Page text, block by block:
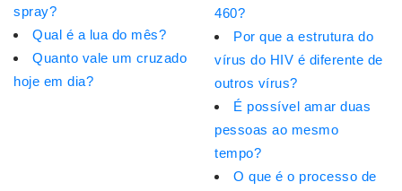
spray?
Qual é a lua do mês?
Quanto vale um cruzado
hoje em dia?
460?
Por que a estrutura do
vírus do HIV é diferente de
outros vírus?
É possível amar duas
pessoas ao mesmo
tempo?
O que é o processo de